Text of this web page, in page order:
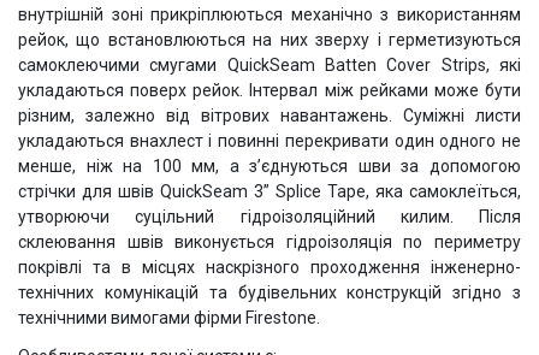
внутрішній зоні прикріплюються механічно з використанням
рейок, що встановлюються на них зверху і герметизуються
самоклеючими смугами QuickSeam Batten Cover Strips, які
укладаються поверх рейок. Інтервал між рейками може бути
різним, залежно від вітрових навантажень. Суміжні листи
укладаються внахлест і повинні перекривати один одного не
менше, ніж на 100 мм, а з’єднуються шви за допомогою
стрічки для швів QuickSeam 3” Splice Tape, яка самоклеїться,
утворюючи суцільний гідроізоляційний килим. Після
склеювання швів виконується гідроізоляція по периметру
покрівлі та в місцях наскрізного проходження інженерно-
технічних комунікацій та будівельних конструкцій згідно з
технічними вимогами фірми Firestone.